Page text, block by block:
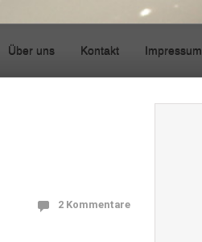
Über uns Kontakt Impressum
2 Kommentare